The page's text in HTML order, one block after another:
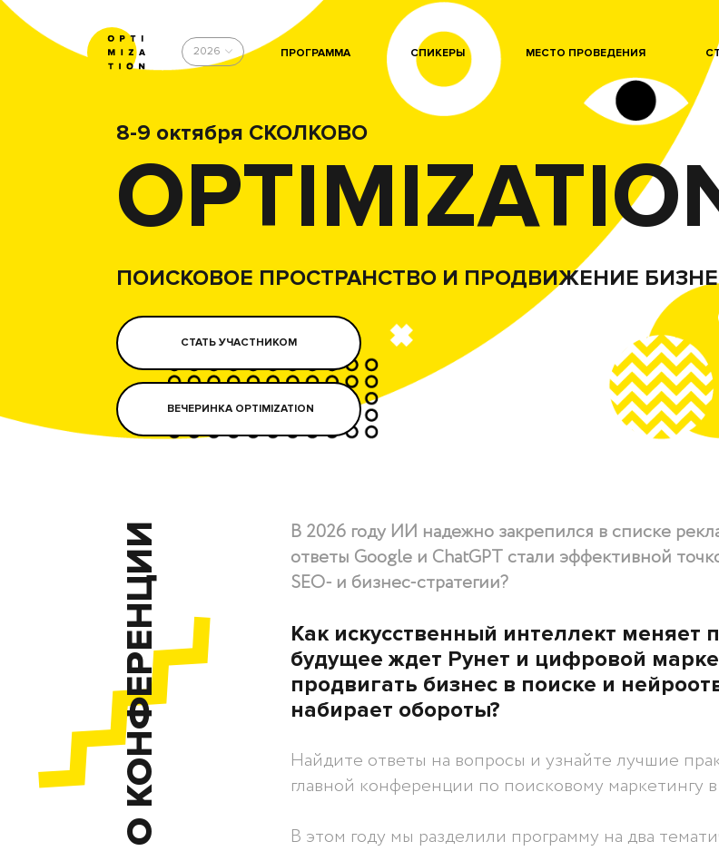
2026 ПРОГРАММА СПИКЕРЫ МЕСТО ПРОВЕДЕНИЯ
8-9 октября СКОЛКОВО
ПОИСКОВОЕ ПРОСТРАНСТВО И ПРОДВИЖЕНИЕ
СТАТЬ УЧАСТНИКОМ
ВЕЧЕРИНКА OPTIMIZATION
О КОНФЕРЕНЦИИ
В 2026 году ИИ надежно закрепился в списке
ответы Google и ChatGPT стали эффективной
SEO- и бизнес-стратегии?
Как искусственный интеллект меняет
будущее ждет Рунет и цифровой
продвигать бизнес в поиске и
набирает обороты?
Найдите ответы на вопросы и узнайте лучшие
главной конференции по поисковому маркетингу
В этом году мы разделили программу на два